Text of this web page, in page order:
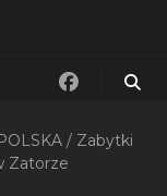
/ Zabytki
Zatorze